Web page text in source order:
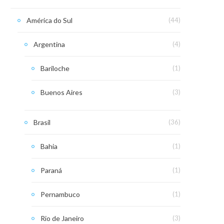
América do Sul (44)
Argentina (4)
Bariloche (1)
Buenos Aires (3)
Brasil (36)
Bahia (1)
Paraná (1)
Pernambuco (1)
Rio de Janeiro (3)